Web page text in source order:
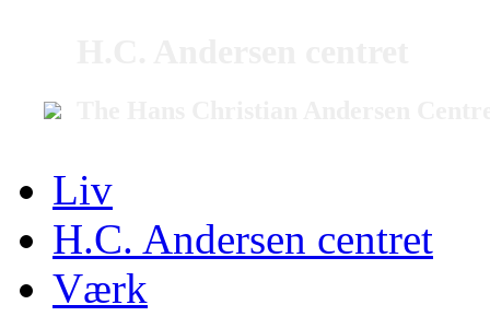
Liv
H.C. Andersen centret
Værk